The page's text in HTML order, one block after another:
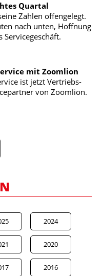
Quartal
Zahlen offengelegt.
nach unten, Hoffnung
Servicegeschäft.
mit Zoomlion
ist jetzt Vertriebs-
von Zoomlion.
2024
2020
2016